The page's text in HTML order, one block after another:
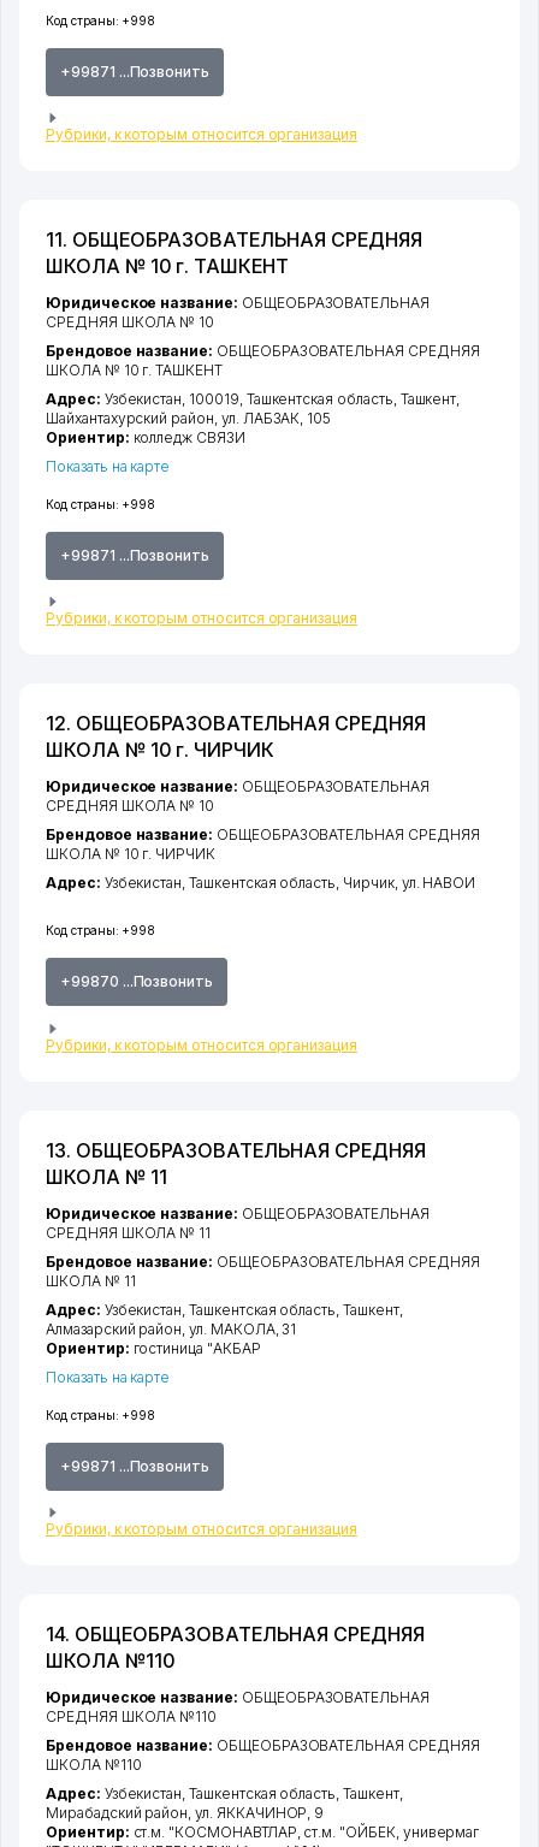
Код страны: +998
+99871 ...Позвонить
Рубрики, к которым относится организация
11. ОБЩЕОБРАЗОВАТЕЛЬНАЯ СРЕДНЯЯ
ШКОЛА № 10 г. ТАШКЕНТ
Код страны: +998
+99871 ...Позвонить
Рубрики, к которым относится организация
Юридическое название: ОБЩЕОБРАЗОВАТЕЛЬНАЯ
СРЕДНЯЯ ШКОЛА № 10
Брендовое название: ОБЩЕОБРАЗОВАТЕЛЬНАЯ СРЕДНЯЯ
ШКОЛА № 10 г. ТАШКЕНТ
Адрес: Узбекистан, 100019, Ташкентская область, Ташкент,
Шайхантахурский район, ул. ЛАБЗАК, 105
Ориентир: колледж СВЯЗИ
Показать на карте
12. ОБЩЕОБРАЗОВАТЕЛЬНАЯ СРЕДНЯЯ
ШКОЛА № 10 г. ЧИРЧИК
Код страны: +998
+99870 ...Позвонить
Рубрики, к которым относится организация
Юридическое название: ОБЩЕОБРАЗОВАТЕЛЬНАЯ
СРЕДНЯЯ ШКОЛА № 10
Брендовое название: ОБЩЕОБРАЗОВАТЕЛЬНАЯ СРЕДНЯЯ
ШКОЛА № 10 г. ЧИРЧИК
Адрес: Узбекистан,Ташкентская область, Чирчик, ул. НАВОИ
13. ОБЩЕОБРАЗОВАТЕЛЬНАЯ СРЕДНЯЯ
ШКОЛА № 11
Код страны: +998
+99871 ...Позвонить
Рубрики, к которым относится организация
Юридическое название: ОБЩЕОБРАЗОВАТЕЛЬНАЯ
СРЕДНЯЯ ШКОЛА № 11
Брендовое название: ОБЩЕОБРАЗОВАТЕЛЬНАЯ СРЕДНЯЯ
ШКОЛА № 11
Адрес: Узбекистан,Ташкентская область ,Ташкент,
Алмазарский район ,ул. МАКОЛА, 31
Ориентир: гостиница "АКБАР
Показать на карте
14. ОБЩЕОБРАЗОВАТЕЛЬНАЯ СРЕДНЯЯ
ШКОЛА №110
Юридическое название: ОБЩЕОБРАЗОВАТЕЛЬНАЯ
СРЕДНЯЯ ШКОЛА №110
Брендовое название: ОБЩЕОБРАЗОВАТЕЛЬНАЯ СРЕДНЯЯ
ШКОЛА №110
Адрес: Узбекистан,Ташкентская область ,Ташкент,
Мирабадский район ,ул. ЯККАЧИНОР , 9
Ориентир: ст.м. "КОСМОНАВТЛАР, ст.м. "ОЙБЕК, универмаг